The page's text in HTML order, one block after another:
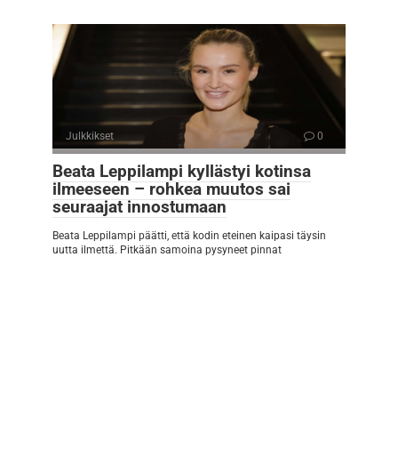
Julkkikset 0
Beata Leppilampi kyllästyi kotinsa
ilmeeseen – rohkea muutos sai
seuraajat innostumaan
Beata Leppilampi päätti, että kodin eteinen kaipasi täysin
uutta ilmettä. Pitkään samoina pysyneet pinnat